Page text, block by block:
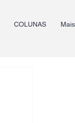
COLUNAS Mais